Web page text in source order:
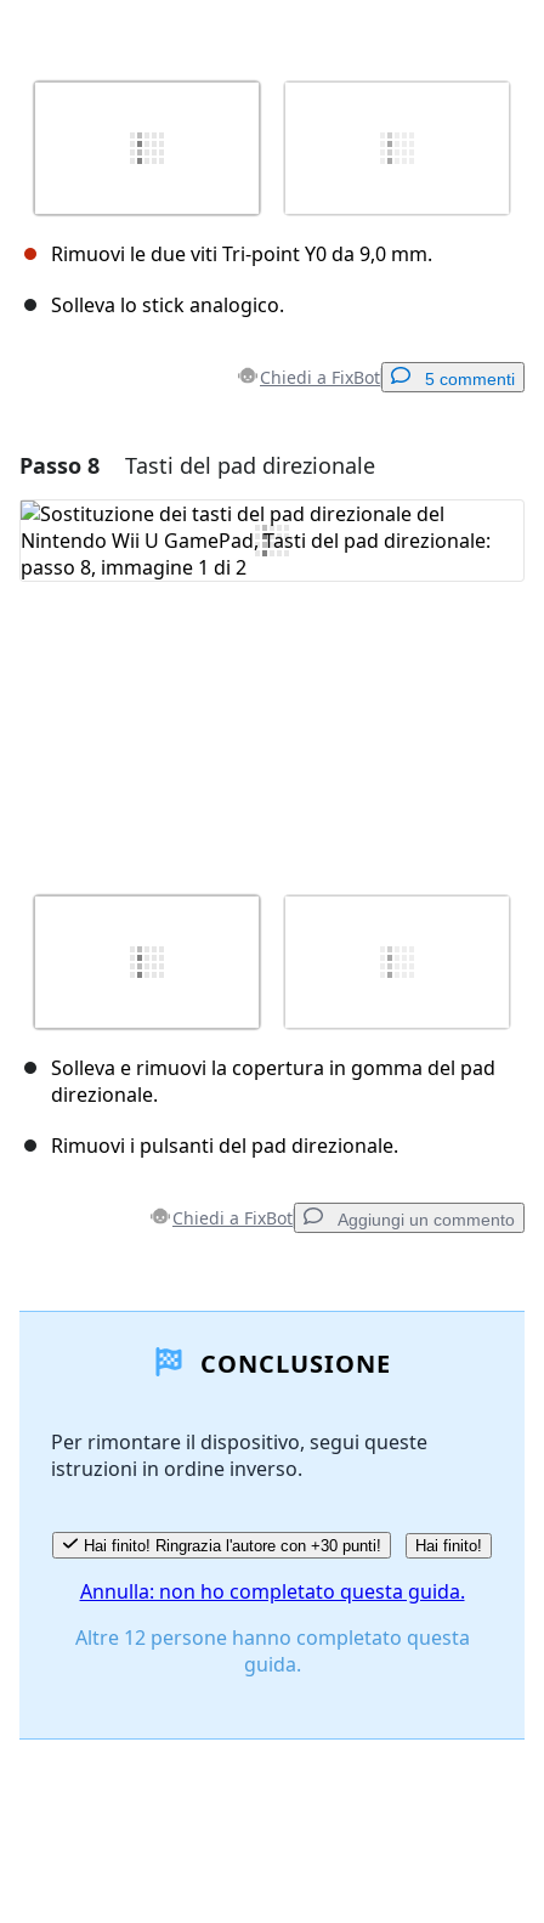
Rimuovi le due viti Tri-point Y0 da 9,0 mm.
Solleva lo stick analogico.
Chiedi a FixBot 5 commenti
Aggiungi un commento
Aggiungi Commento
Passo 8 Tasti del pad direzionale
Solleva e rimuovi la copertura in gomma del pad
direzionale.
Rimuovi i pulsanti del pad direzionale.
Chiedi a FixBot Aggiungi un commento
Aggiungi Commento
Annulla
CONCLUSIONE
Per rimontare il dispositivo, segui queste
istruzioni in ordine inverso.
Hai finito! Ringrazia l'autore con +30 punti! Hai finito!
Annulla: non ho completato questa guida.
Altre 12 persone hanno completato questa
guida.